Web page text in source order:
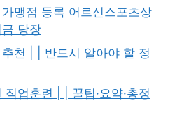
맹점 등록 어르신스포츠상
당장
천 | | 반드시 알아야 할 정
업훈련 | | 꿀팁·요약·총정